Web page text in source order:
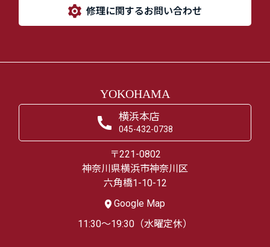
修理に関するお問い合わせ
YOKOHAMA
横浜本店
045-432-0738
〒221-0802
神奈川県横浜市神奈川区
六角橋1-10-12
Google Map
11:30～19:30（水曜定休）